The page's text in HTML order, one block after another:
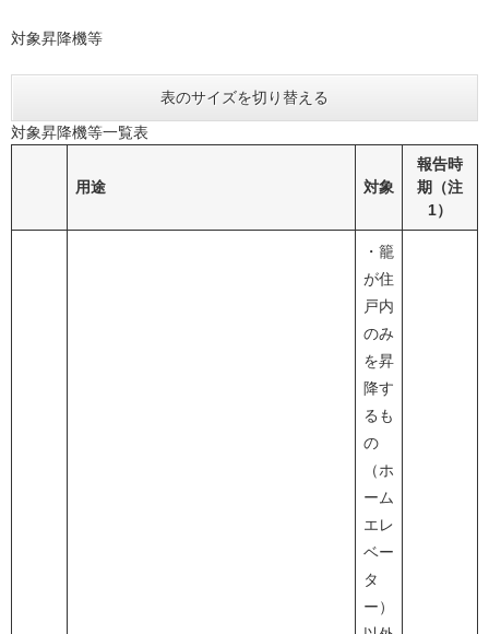
対象昇降機等
表のサイズを切り替える
対象昇降機等一覧表
用途 対象
報告時
期（注
1）
・籠
が住
戸内
のみ
を昇
降す
るも
の
（ホ
ーム
エレ
ベー
タ
ー）